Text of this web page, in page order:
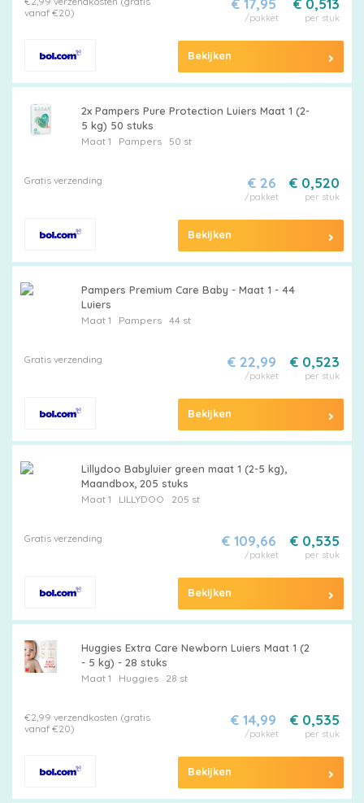
vanaf €20)
€ 0,513
per stuk
€ 17,95
/pakket
Bekijken
2x Pampers Pure Protection Luiers Maat 1 (2-
5 kg) 50 stuks
Maat 1 Pampers50 st
Gratis verzending € 0,520
per stuk
€ 26
/pakket
Bekijken
Pampers Premium Care Baby - Maat 1 - 44
Luiers
Maat 1 Pampers44 st
Gratis verzending € 0,523
per stuk
€ 22,99
/pakket
Bekijken
Lillydoo Babyluier green maat 1 (2-5 kg),
Maandbox, 205 stuks
Maat 1 LILLYDOO 205 st
Gratis verzending € 0,535
per stuk
€ 109,66
/pakket
Bekijken
Huggies Extra Care Newborn Luiers Maat 1 (2
- 5 kg) - 28 stuks
Maat 1 Huggies28 st
€2,99 verzendkosten (gratis
vanaf €20)
€ 0,535
per stuk
€ 14,99
/pakket
Bekijken